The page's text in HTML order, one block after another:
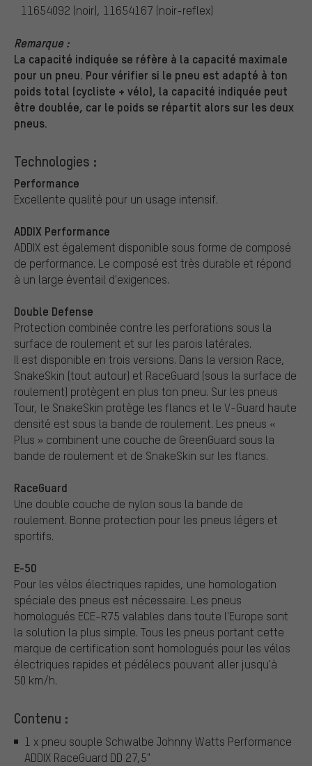
11654092 (noir), 11654167 (noir-reflex)
Remarque :
La capacité indiquée se réfère à la capacité maximale
pour un pneu. Pour vérifier si le pneu est adapté à ton
poids total (cycliste + vélo), la capacité indiquée peut
être doublée, car le poids se répartit alors sur les deux
pneus.
Technologies :
Performance
Excellente qualité pour un usage intensif.
ADDIX Performance
ADDIX est également disponible sous forme de composé
de performance. Le composé est très durable et répond
à un large éventail d'exigences.
Double Defense
Protection combinée contre les perforations sous la
surface de roulement et sur les parois latérales.
Il est disponible en trois versions. Dans la version Race,
SnakeSkin (tout autour) et RaceGuard (sous la surface de
roulement) protègent en plus ton pneu. Sur les pneus
Tour, le SnakeSkin protège les flancs et le V-Guard haute
densité est sous la bande de roulement. Les pneus «
Plus » combinent une couche de GreenGuard sous la
bande de roulement et de SnakeSkin sur les flancs.
RaceGuard
Une double couche de nylon sous la bande de
roulement. Bonne protection pour les pneus légers et
sportifs.
E-50
Pour les vélos électriques rapides, une homologation
spéciale des pneus est nécessaire. Les pneus
homologués ECE-R75 valables dans toute l'Europe sont
la solution la plus simple. Tous les pneus portant cette
marque de certification sont homologués pour les vélos
électriques rapides et pédélecs pouvant aller jusqu'à
50 km/h.
Contenu :
1 x pneu souple Schwalbe Johnny Watts Performance
ADDIX RaceGuard DD 27,5"